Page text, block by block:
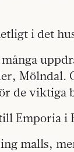
i det
Mölndal.
de viktiga
Emporia i
malls,